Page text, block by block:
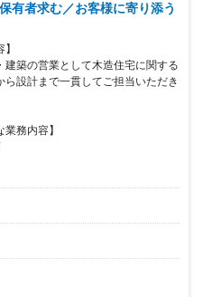
築、売買に係わらず利益に応じ
、かなりのモチベーションにな
有者求む／お客様に寄り添う
建築の営業として木造住宅に関する
ら設計まで一貫してご担当いただき
業務内容】